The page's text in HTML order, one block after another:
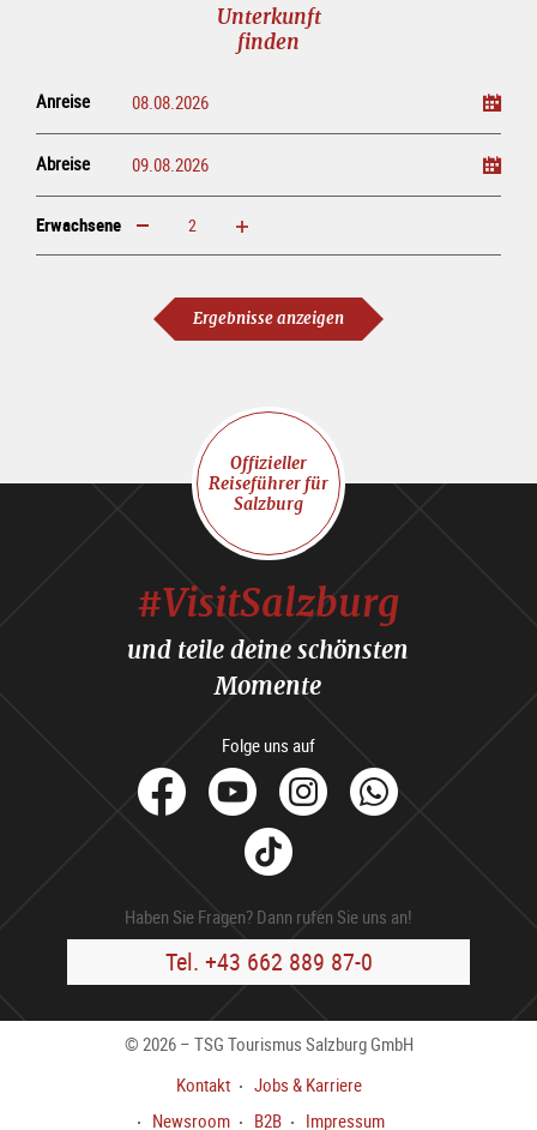
Unterkunft
finden
Anreise
Abreise
Erwachsene erhöhen verringern
Ergebnisse anzeigen
Offizieller
Reiseführer für
Salzburg
#VisitSalzburg
und teile deine schönsten
Momente
Folge uns auf
facebook
YoutubeInstagram
Tik
Tok
Haben Sie Fragen? Dann rufen Sie uns an!
Tel. +43 662 889 87-0
© 2026 – TSG Tourismus Salzburg GmbH
Kontakt
Jobs & Karriere
Newsroom
B2B Impressum